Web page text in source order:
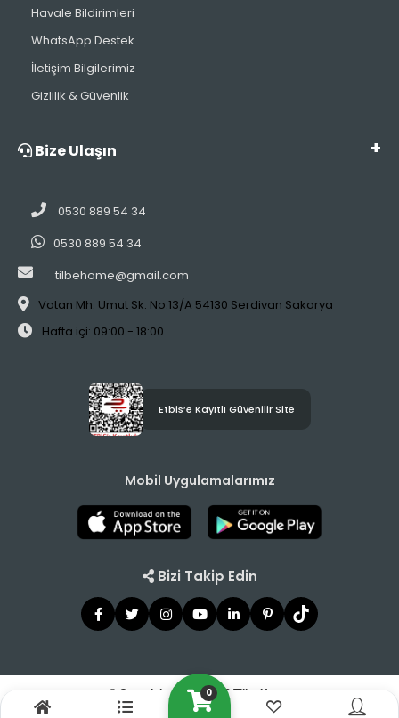
0
Havale Bildirimleri
WhatsApp Destek
İletişim Bilgilerimiz
Gizlilik & Güvenlik
Bize Ulaşın
0530 889 54 34
0530 889 54 34
tilbehome@gmail.com
Vatan Mh. Umut Sk. No:13/A 54130 Serdivan Sakarya
Hafta içi: 09:00 - 18:00
Etbis’e Kayıtlı Güvenilir Site
Mobil Uygulamalarımız
Bizi Takip Edin
© Copyright 2021 - 2026 Tilbe Home